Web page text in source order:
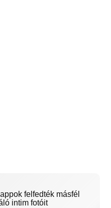
felfedték másfél
intim fotóit